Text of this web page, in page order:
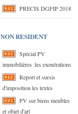
PRECIS DGFIP 2018
NON RESIDENT
Spécial PV
immobilières :les exonérations
Report et sursis
d'imposition les textes
PV sur biens meubles
et objet d'art